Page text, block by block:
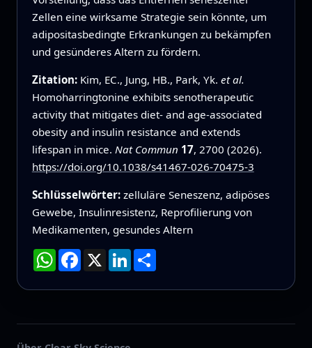
Zellen eine wirksame Strategie sein könnte, um
adipositasbedingte Erkrankungen zu bekämpfen
und gesünderes Altern zu fördern.
Zitation: Kim, EC., Jung, HB., Park, Yk. et al.
Homoharringtonine exhibits senotherapeutic
activity that mitigates diet- and age-associated
obesity and insulin resistance and extends
lifespan in mice. Nat Commun 17, 2700 (2026).
https://doi.org/10.1038/s41467-026-70475-3
Schlüsselwörter: zelluläre Seneszenz, adipöses
Gewebe, Insulinresistenz, Reprofilierung von
Medikamenten, gesundes Altern
WhatsApp
Facebook
X LinkedInTeilen